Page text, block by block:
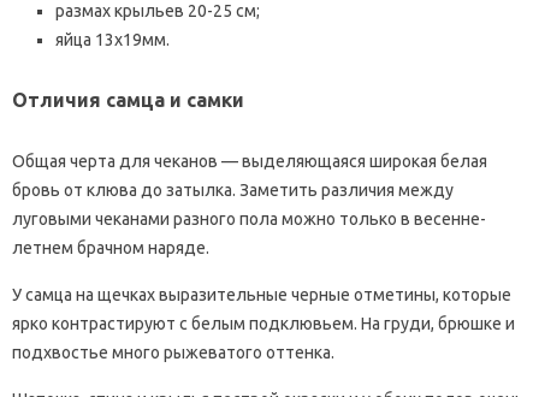
размах крыльев 20-25 см;
яйца 13х19мм.
Отличия самца и самки
Общая черта для чеканов — выделяющаяся широкая белая
бровь от клюва до затылка. Заметить различия между
луговыми чеканами разного пола можно только в весенне-
летнем брачном наряде.
У самца на щечках выразительные черные отметины, которые
ярко контрастируют с белым подклювьем. На груди, брюшке и
подхвостье много рыжеватого оттенка.